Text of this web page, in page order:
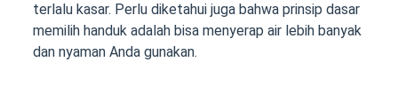
terlalu kasar. Perlu diketahui juga bahwa prinsip dasar
memilih handuk adalah bisa menyerap air lebih banyak
dan nyaman Anda gunakan.